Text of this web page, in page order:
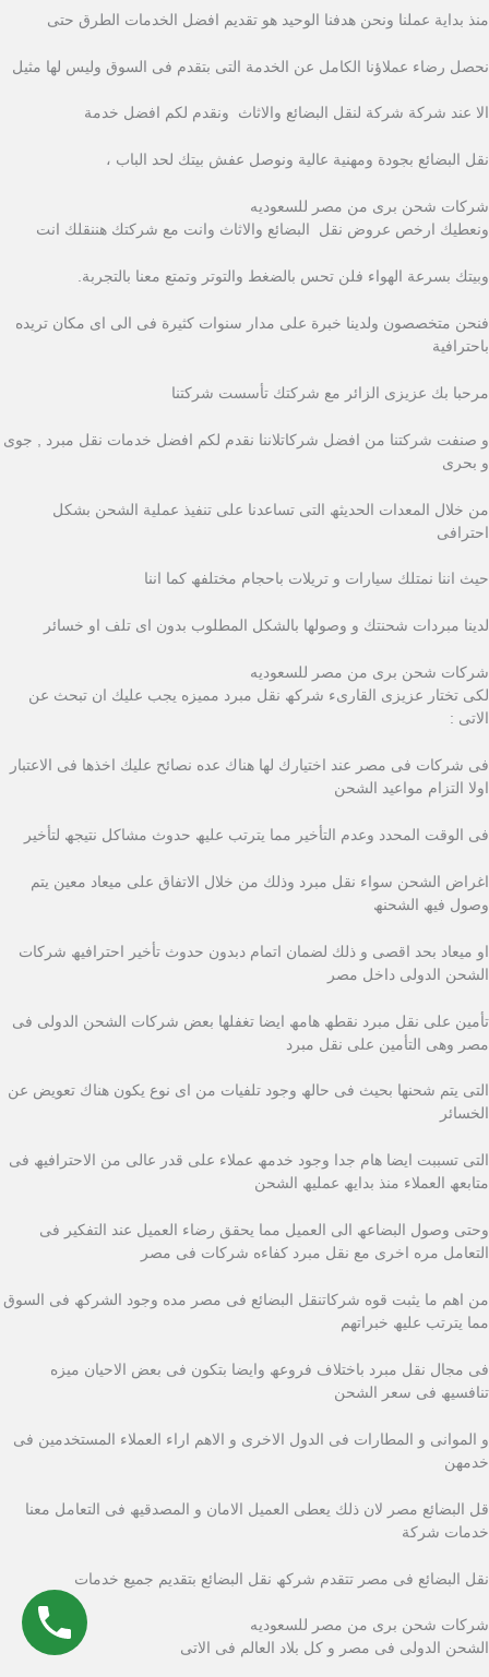
منذ بداية عملنا ونحن هدفنا الوحيد هو تقديم افضل الخدمات الطرق حتى
نحصل رضاء عملاؤنا الكامل عن الخدمة التى بتقدم فى السوق وليس لها مثيل
الا عند شركة شركة لنقل البضائع والاثاث ونقدم لكم افضل خدمة
نقل البضائع بجودة ومهنية عالية ونوصل عفش بيتك لحد الباب ،
شركات شحن برى من مصر للسعوديه
ونعطيك ارخص عروض نقل البضائع والاثاث وانت مع شركتك هننقلك انت
وبيتك بسرعة الهواء فلن تحس بالضغط والتوتر وتمتع معنا بالتجربة.
فنحن متخصصون ولدينا خبرة على مدار سنوات كثيرة فى الى اى مكان تريده
باحترافية
مرحبا بك عزیزى الزائر مع شركتك تأسست شركتنا
و صنفت شركتنا من افضل شركاتلاننا نقدم لكم افضل خدمات نقل مبرد , جوى
و بحرى
من خلال المعدات الحدیثھ التى تساعدنا على تنفیذ عملیة الشحن بشكل
احترافى
حیث اننا نمتلك سیارات و تریلات باحجام مختلفھ كما اننا
لدینا مبردات شحنتك و وصولھا بالشكل المطلوب بدون اى تلف او خسائر
شركات شحن برى من مصر للسعوديه
لكى تختار عزیزى القارىء شركھ نقل مبرد ممیزه یجب علیك ان تبحث عن
الاتى :
فى شركات فى مصر عند اختیارك لھا ھناك عده نصائح علیك اخذھا فى الاعتبار
اولا التزام مواعید الشحن
فى الوقت المحدد وعدم التأخیر مما یترتب علیھ حدوث مشاكل نتیجھ لتأخیر
اغراض الشحن سواء نقل مبرد وذلك من خلال الاتفاق على میعاد معین یتم
وصول فیھ الشحنھ
او میعاد بحد اقصى و ذلك لضمان اتمام دبدون حدوث تأخیر احترافیھ شركات
الشحن الدولى داخل مصر
تأمین على نقل مبرد نقطھ ھامھ ایضا تغفلھا بعض شركات الشحن الدولى فى
مصر وھى التأمین على نقل مبرد
التى یتم شحنھا بحیث فى حالھ وجود تلفیات من اى نوع یكون ھناك تعویض عن
الخسائر
التى تسببت ایضا ھام جدا وجود خدمھ عملاء على قدر عالى من الاحترافیھ فى
متابعھ العملاء منذ بدایھ عملیھ الشحن
وحتى وصول البضاعھ الى العمیل مما یحقق رضاء العمیل عند التفكیر فى
التعامل مره اخرى مع نقل مبرد كفاءه شركات فى مصر
من اھم ما یثبت قوه شركاتنقل البضائع فى مصر مده وجود الشركھ فى السوق
مما یترتب علیھ خبراتھم
فى مجال نقل مبرد باختلاف فروعھ وایضا بتكون فى بعض الاحیان میزه
تنافسیھ فى سعر الشحن
و الموانى و المطارات فى الدول الاخرى و الاھم اراء العملاء المستخدمین فى
خدمھن
قل البضائع مصر لان ذلك یعطى العمیل الامان و المصدقیھ فى التعامل معنا
خدمات شركة
نقل البضائع فى مصر تتقدم شركھ نقل البضائع بتقدیم جمیع خدمات
شركات شحن برى من مصر للسعوديه
الشحن الدولى فى مصر و كل بلاد العالم فى الاتى